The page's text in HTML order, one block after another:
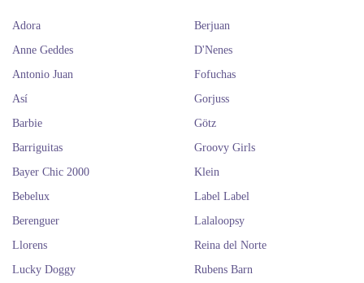
Adora
Anne Geddes
Antonio Juan
Así
Barbie
Barriguitas
Bayer Chic 2000
Bebelux
Berenguer
Berjuan
D'Nenes
Fofuchas
Gorjuss
Götz
Groovy Girls
Klein
Label Label
Lalaloopsy
Llorens
Lucky Doggy
Reina del Norte
Rubens Barn